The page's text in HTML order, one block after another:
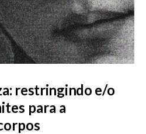
restringindo e/o
para a